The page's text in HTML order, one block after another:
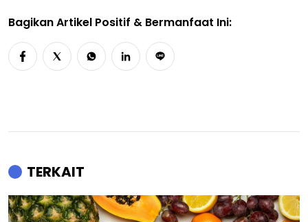
Bagikan Artikel Positif & Bermanfaat Ini:
TERKAIT